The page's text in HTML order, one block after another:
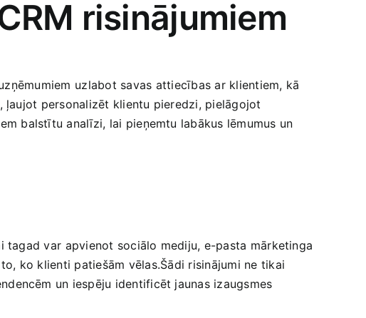
risinājumiem
⁤uzlabot savas⁣ attiecības ar ‌klientiem, kā
personalizēt klientu pieredzi, pielāgojot
balstītu analīzi, ⁢lai pieņemtu labākus lēmumus un
var ⁣apvienot sociālo mediju, e-pasta⁢ mārketinga
ko ‍klienti ‍patiešām ⁣vēlas.Šādi risinājumi ⁢ne tikai​
un iespēju identificēt jaunas izaugsmes